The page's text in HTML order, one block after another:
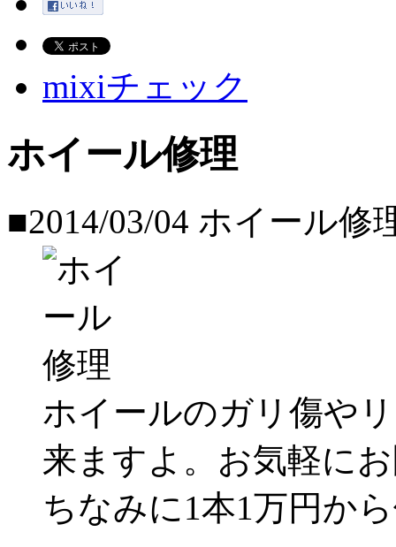
mixiチェック
ホイール修理
■2014/03/04 ホイール修
ホイールのガリ傷や
来ますよ。お気軽に
ちなみに1本1万円か